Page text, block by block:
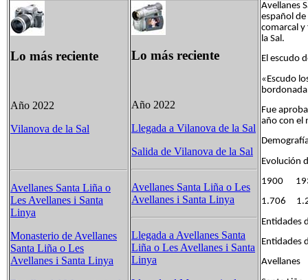
Lo más reciente
Año 2022
Vilanova de la Sal
Avellanes Santa Liña o
Les Avellanes i Santa
Linya
Monasterio de Avellanes
Santa Liña o Les
Avellanes i Santa Linya
Lo más reciente
Año 2022
Llegada a Vilanova de la Sal
Salida de Vilanova de la Sal
Avellanes Santa Liña o Les
Avellanes i Santa Linya
Llegada a Avellanes Santa
Liña o Les Avellanes i Santa
Linya
Avellanes
español
comarcal y
la Sal.
El escudo
«Escudo
Fue
año con el
Evolución
1900
1.706
Entidades